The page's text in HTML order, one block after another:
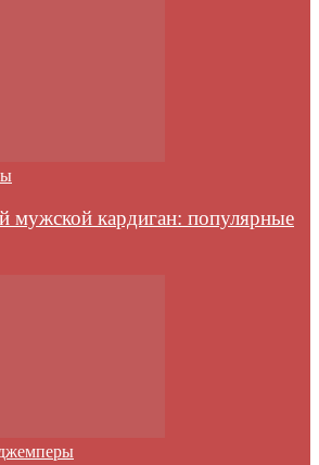
мужской кардиган: популярные